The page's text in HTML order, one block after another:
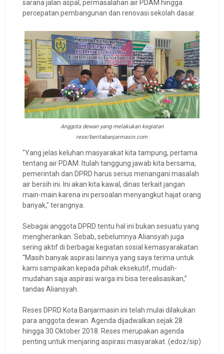
sarana jalan aspal, permasalahan air PDAM hingga
percepatan pembangunan dan renovasi sekolah dasar.
Anggota dewan yang melakukan kegiatan
rese/beritabanjarmasin.com
"Yang jelas keluhan masyarakat kita tampung, pertama
tentang air PDAM. Itulah tanggung jawab kita bersama,
pemerintah dan DPRD harus serius menangani masalah
air bersih ini. Ini akan kita kawal, dinas terkait jangan
main-main karena ini persoalan menyangkut hajat orang
banyak," terangnya.
Sebagai anggota DPRD tentu hal ini bukan sesuatu yang
mengherankan. Sebab, sebelumnya Aliansyah juga
sering aktif di berbagai kegiatan sosial kemasyarakatan.
“Masih banyak aspirasi lainnya yang saya terima untuk
kami sampaikan kepada pihak eksekutif, mudah-
mudahan saja aspirasi warga ini bisa terealisasikan,”
tandas Aliansyah.
Reses DPRD Kota Banjarmasin ini telah mulai dilakukan
para anggota dewan. Agenda dijadwalkan sejak 28
hingga 30 Oktober 2018. Reses merupakan agenda
penting untuk menjaring aspirasi masyarakat. (edoz/sip)